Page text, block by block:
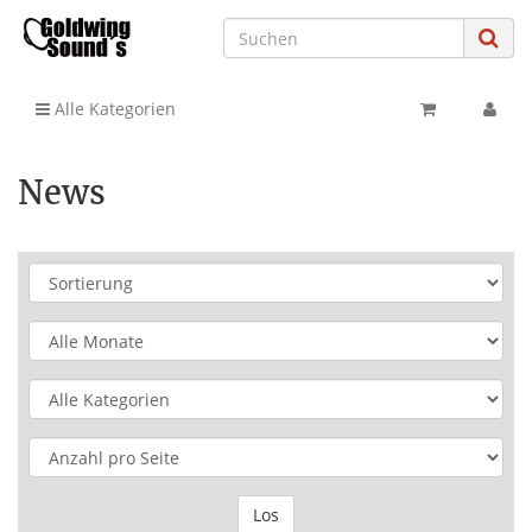
Alle Kategorien
News
Los